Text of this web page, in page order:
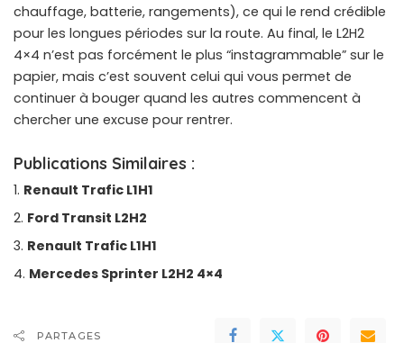
chauffage, batterie, rangements), ce qui le rend crédible
pour les longues périodes sur la route. Au final, le L2H2
4×4 n’est pas forcément le plus “instagrammable” sur le
papier, mais c’est souvent celui qui vous permet de
continuer à bouger quand les autres commencent à
chercher une excuse pour rentrer.
Publications Similaires :
Renault Trafic L1H1
Ford Transit L2H2
Renault Trafic L1H1
Mercedes Sprinter L2H2 4×4
PARTAGES